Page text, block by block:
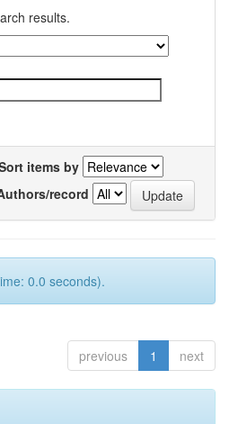
results.
items by
record
0.0 seconds).
previous 1 next